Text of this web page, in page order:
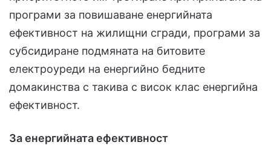
програми за повишаване енергийната
ефективност на жилищни сгради, програми за
субсидиране подмяната на битовите
електроуреди на енергийно бедните
домакинства с такива с висок клас енергийна
ефективност.
За енергийната ефективност